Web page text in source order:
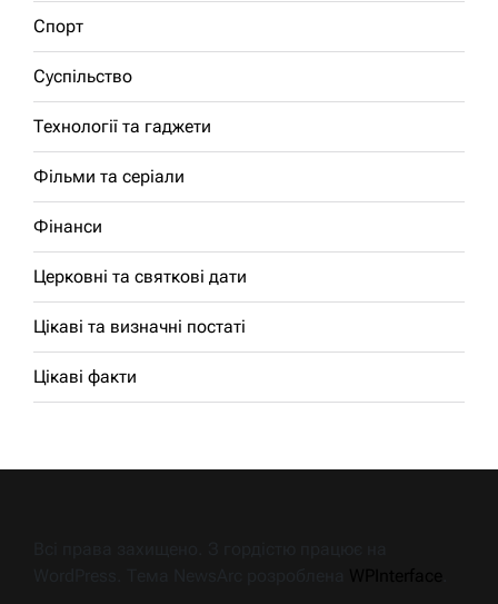
Спорт
Суспільство
Технології та гаджети
Фільми та серіали
Фінанси
Церковні та святкові дати
Цікаві та визначні постаті
Цікаві факти